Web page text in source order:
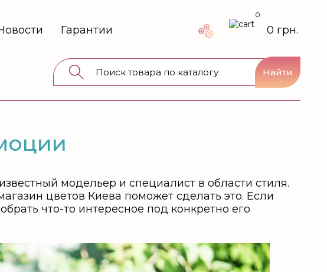
Гарантии
0
0 грн.
Найти
модельер и специалист в области стиля.
цветов Киева поможет сделать это. Если
что-то интересное под конкретно его